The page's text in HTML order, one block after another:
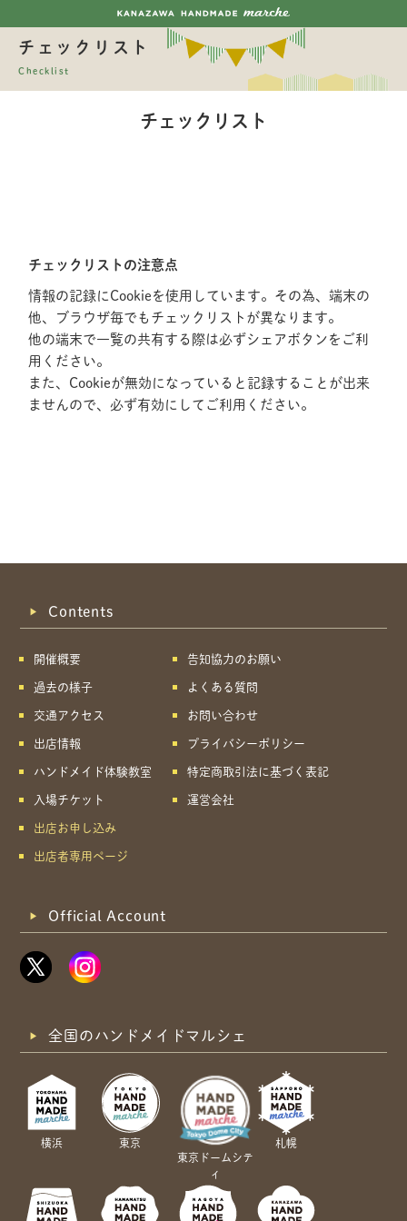
チェックリスト
Checklist
チェックリスト
チェックリストの注意点
情報の記録にCookieを使用しています。その為、端末の
他、ブラウザ毎でもチェックリストが異なります。
他の端末で一覧の共有する際は必ずシェアボタンをご利
用ください。
また、Cookieが無効になっていると記録することが出来
ませんので、必ず有効にしてご利用ください。
共有方法を選択
Contents
開催概要
過去の様子
交通アクセス
出店情報
ハンドメイド体験教室
入場チケット
出店お申し込み
出店者専用ページ
告知協力のお願い
よくある質問
お問い合わせ
プライバシーポリシー
特定商取引法に基づく表記
運営会社
Official Account
全国のハンドメイドマルシェ
横浜
東京
東京ドームシテ
ィ
札幌